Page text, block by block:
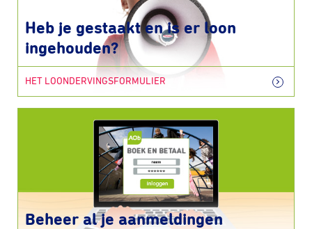
Heb je gestaakt en is er loon
ingehouden?
HET LOONDERVINGSFORMULIER
Beheer al je aanmeldingen